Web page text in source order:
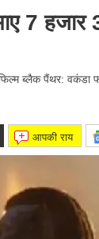
7 हजार
ब्लैक पैंथर: वकंडा
आपकी राय